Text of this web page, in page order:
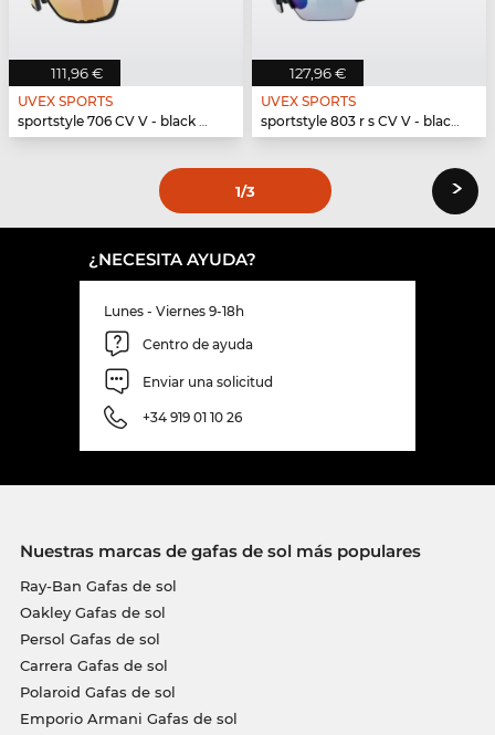
111,96 €
UVEX SPORTS
sportstyle 706 CV V - black mat
127,96 €
UVEX SPORTS
sportstyle 803 r s CV V - black mat
1/3 ›
¿NECESITA AYUDA?
Lunes - Viernes 9-18h
Centro de ayuda
Enviar una solicitud
+34 919 01 10 26
Nuestras marcas de gafas de sol más populares
Ray-Ban Gafas de sol
Oakley Gafas de sol
Persol Gafas de sol
Carrera Gafas de sol
Polaroid Gafas de sol
Emporio Armani Gafas de sol